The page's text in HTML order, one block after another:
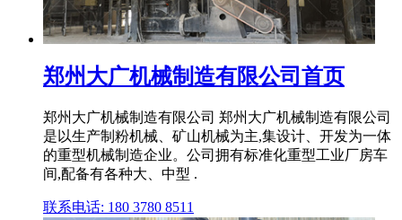
郑州大广机械制造有限公司首页
郑州大广机械制造有限公司 郑州大广机械制造有限公司
是以生产制粉机械、矿山机械为主,集设计、开发为一体
的重型机械制造企业。公司拥有标准化重型工业厂房车
间,配备有各种大、中型 .
联系电话: 180 3780 8511